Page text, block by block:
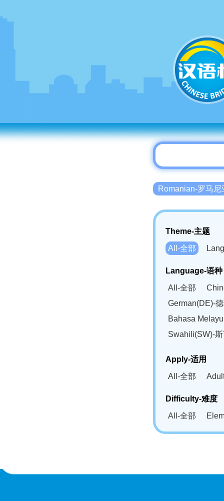
Romanian-罗马尼
Theme-主题
All-全部
Language-语种
All-全部
German(DE)-
Bahasa
Swahili(SW)-
Apply-适用
All-全部
Difficulty-难度
All-全部